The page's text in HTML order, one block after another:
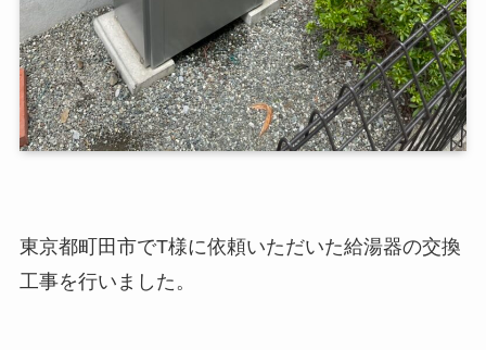
東京都町田市でT様に依頼いただいた給湯器の交換
工事を行いました。